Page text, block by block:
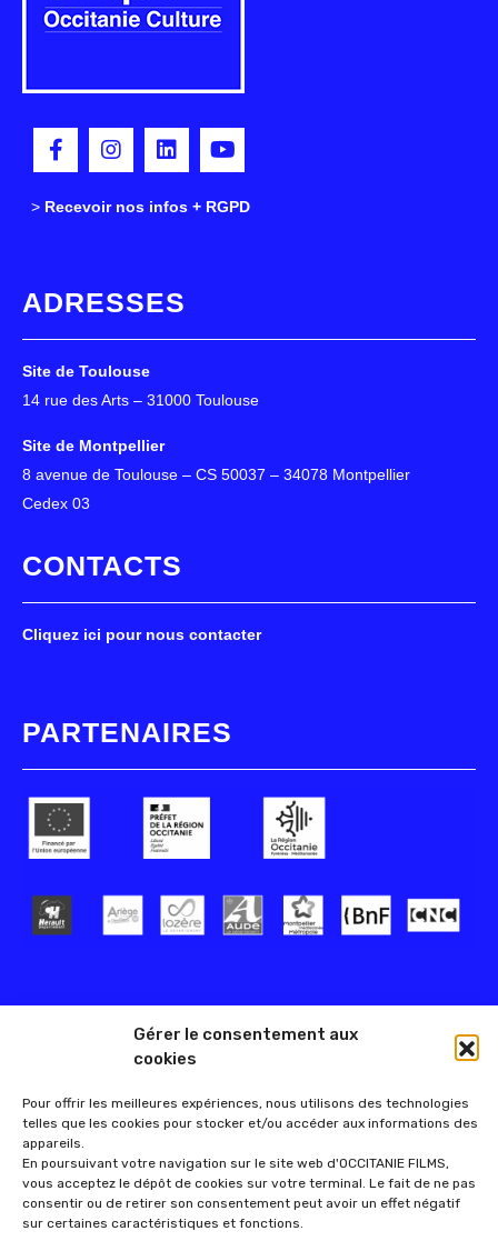
Gérer le consentement aux
cookies
Pour offrir les meilleures expériences, nous utilisons des technologies
telles que les cookies pour stocker et/ou accéder aux informations des
appareils.
En poursuivant votre navigation sur le site web d'OCCITANIE FILMS,
vous acceptez le dépôt de cookies sur votre terminal. Le fait de ne pas
consentir ou de retirer son consentement peut avoir un effet négatif
sur certaines caractéristiques et fonctions.
> Recevoir nos infos + RGPD
ADRESSES
Site de Toulouse
14 rue des Arts – 31000 Toulouse
Site de Montpellier
8 avenue de Toulouse – CS 50037 – 34078 Montpellier
Cedex 03
CONTACTS
Cliquez ici pour nous contacter
PARTENAIRES